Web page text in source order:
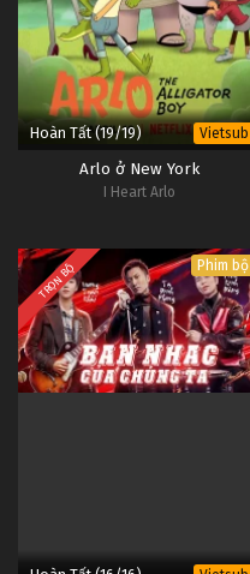
Hoàn Tất (19/19) Vietsub
Arlo ở New York
I Heart Arlo
TRỌN BỘ Phim bộ